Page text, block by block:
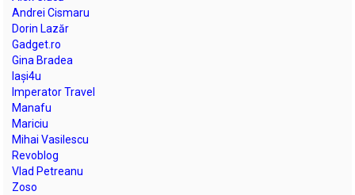
Andrei Cismaru
Dorin Lazăr
Gadget.ro
Gina Bradea
Iași4u
Imperator Travel
Manafu
Mariciu
Mihai Vasilescu
Revoblog
Vlad Petreanu
Zoso